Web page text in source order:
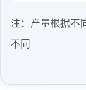
注：产量根据不
不同